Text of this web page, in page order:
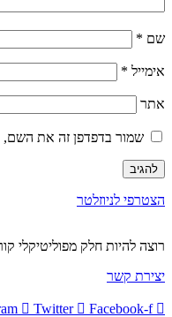
שם *
אימייל *
אתר
שמור בדפדפן זה את השם,
הצטרפי לניוזלטר
רוצה להיות חלק מפוליטיקלי
יצירת קשר
Twitter
Facebook-f